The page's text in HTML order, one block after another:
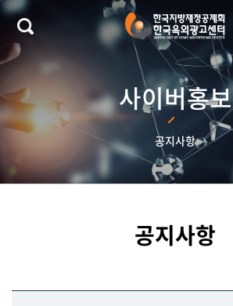
본문 바로가기
사이버홍보
공지사항
공지사항